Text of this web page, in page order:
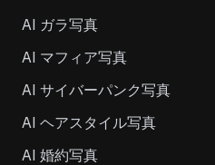
AI ガラ写真
AI マフィア写真
AI サイバーパンク写真
AI ヘアスタイル写真
AI 婚約写真